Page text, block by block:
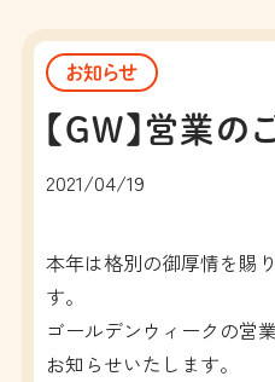
飲茶
テイ
お知らせ
【GW】営業の
2021/04/19
本年は格別の御厚情を賜
す。
ゴールデンウィークの営
お知らせいたします。